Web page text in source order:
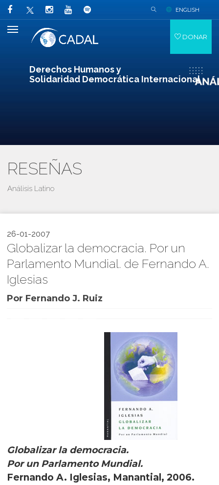
Derechos Humanos y
Solidaridad Democrática Internacional
ENGLISH
DONAR
RESEÑAS
Análisis Latino
26-01-2007
Globalizar la democracia. Por un
Parlamento Mundial. de Fernando A.
Iglesias
Por Fernando J. Ruiz
Globalizar la democracia.
Por un Parlamento Mundial.
Fernando A. Iglesias, Manantial, 2006.